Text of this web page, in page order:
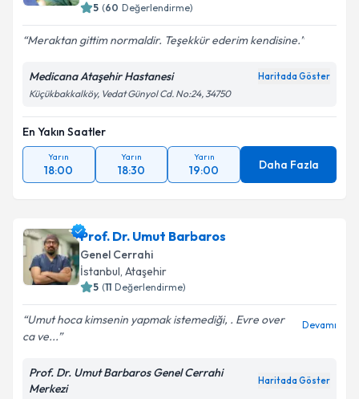
5 (60 Değerlendirme)
Meraktan gittim normaldir. Teşekkür ederim kendisine.
Medicana Ataşehir Hastanesi Haritada Göster
Küçükbakkalköy, Vedat Günyol Cd. No:24, 34750
En Yakın Saatler
Yarın
18:00
Yarın
18:30
Yarın
19:00 Daha Fazla
Prof. Dr. Umut Barbaros
Genel Cerrahi
İstanbul, Ataşehir
5 (11 Değerlendirme)
Umut hoca kimsenin yapmak istemediği, . Evre over
ca ve...
Devamı
Prof. Dr. Umut Barbaros Genel Cerrahi
Merkezi
Haritada Göster